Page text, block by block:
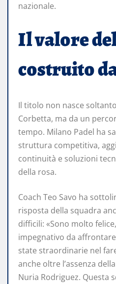
nazionale.
Il valore
costruito
Il titolo non nasce
Corbetta, ma da un
tempo. Milano Padel ha
struttura competitiva,
continuità e soluzioni
della rosa.
Coach Teo Savo ha
risposta della squadra
difficili: «Sono molto
impegnativo da
state straordinarie nel
anche oltre l’assenza
Nuria Rodriguez. Questa